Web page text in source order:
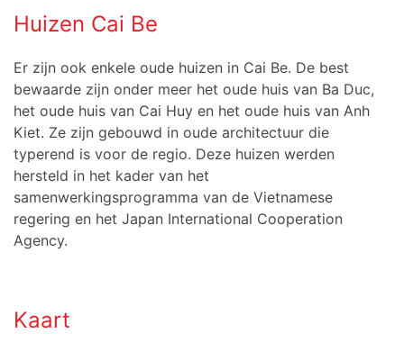
Huizen Cai Be
Er zijn ook enkele oude huizen in Cai Be. De best
bewaarde zijn onder meer het oude huis van Ba ​​Duc,
het oude huis van Cai Huy en het oude huis van Anh
Kiet. Ze zijn gebouwd in oude architectuur die
typerend is voor de regio. Deze huizen werden
hersteld in het kader van het
samenwerkingsprogramma van de Vietnamese
regering en het Japan International Cooperation
Agency.
Kaart